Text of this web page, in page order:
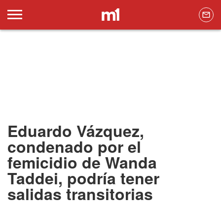
Eduardo Vázquez,
condenado por el
femicidio de Wanda
Taddei, podría tener
salidas transitorias